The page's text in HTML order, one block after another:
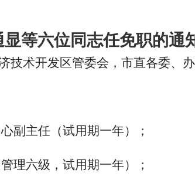
显等六位同志任免职的通
技术开发区管委会，市直各委、办
副主任（试用期一年）；
理六级，试用期一年）；